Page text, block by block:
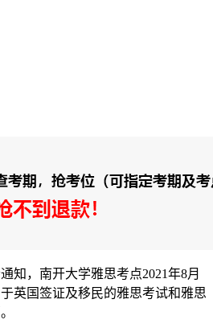
，南开大学雅思考点2021年8月
英国签证及移民的雅思考试和雅思